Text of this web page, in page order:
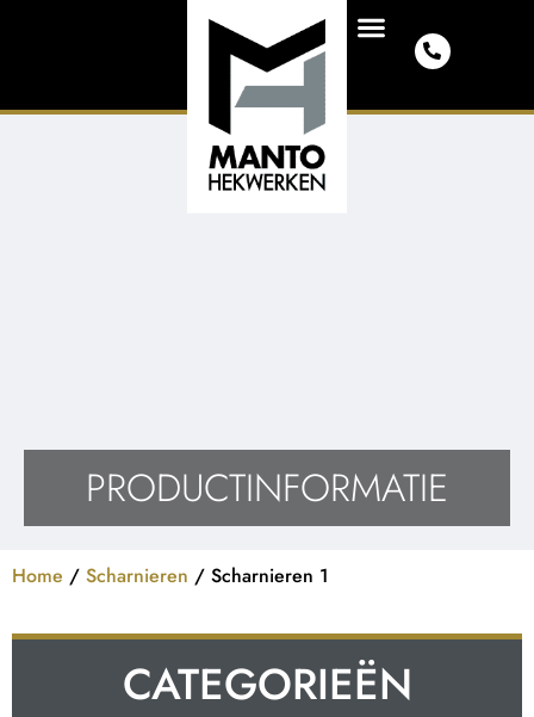
PRODUCTINFORMATIE
Home / Scharnieren / Scharnieren 1
CATEGORIEËN